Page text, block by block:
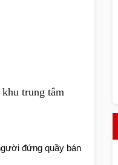
trung tâm
đứng quầy bán